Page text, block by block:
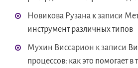
Новикова Рузана к записи
инструмент различных типов
Мухин Виссарион к записи
процессов: как это помогает в